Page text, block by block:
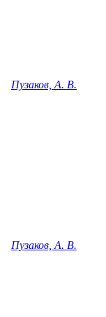
Пузаков, А. В.
Пузаков, А. В.